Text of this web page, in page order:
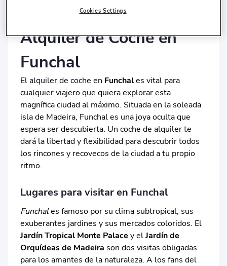
Alquiler de Coche en
Funchal
El alquiler de coche en Funchales vital para
cualquier viajero que quiera explorar esta
magnífica ciudad al máximo. Situada en la soleada
isla de Madeira, Funchal es una joya oculta que
espera ser descubierta. Un coche de alquiler te
dará la libertad y flexibilidad para descubrir todos
los rincones y recovecos de la ciudad a tu propio
ritmo.
Lugares para visitar en Funchal
Funchales famoso por su clima subtropical, sus
exuberantes jardines y sus mercados coloridos. El
Jardín Tropical Monte Palace y elJardín de
Orquídeas de Madeira son dos visitas obligadas
para los amantes de la naturaleza. A los fans del
Cookies Settings